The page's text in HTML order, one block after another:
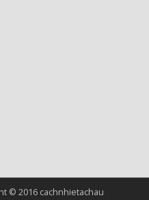
© 2016 cachnhietachau